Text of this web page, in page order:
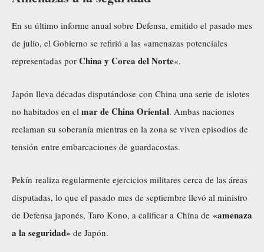
En su último informe anual sobre Defensa, emitido el pasado mes
de julio, el Gobierno se refirió a las «amenazas potenciales
representadas por China y Corea del Norte«.
Japón lleva décadas disputándose con China una serie de islotes
no habitados en el mar de China Oriental. Ambas naciones
reclaman su soberanía mientras en la zona se viven episodios de
tensión entre embarcaciones de guardacostas.
Pekín realiza regularmente ejercicios militares cerca de las áreas
disputadas, lo que el pasado mes de septiembre llevó al ministro
de Defensa japonés, Taro Kono, a calificar a China de «amenaza
a la seguridad» de Japón.